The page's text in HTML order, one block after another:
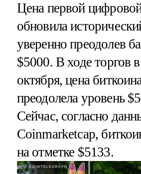
Цена первой
обновила
уверенно преодолев
$5000. В ходе торгов
октября, цена
преодолела уровень
Сейчас, согласно
Coinmarketcap,
на отметке $5133.